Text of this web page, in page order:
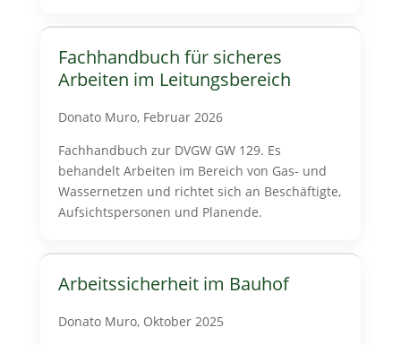
Fachhandbuch für sicheres
Arbeiten im Leitungsbereich
Donato Muro, Februar 2026
Fachhandbuch zur DVGW GW 129. Es
behandelt Arbeiten im Bereich von Gas- und
Wassernetzen und richtet sich an Beschäftigte,
Aufsichtspersonen und Planende.
Arbeitssicherheit im Bauhof
Donato Muro, Oktober 2025